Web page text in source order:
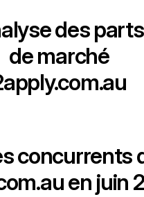
des parts
de marché
concurrents
en juin